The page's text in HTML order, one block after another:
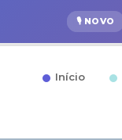
🎙️ NOVO
Início